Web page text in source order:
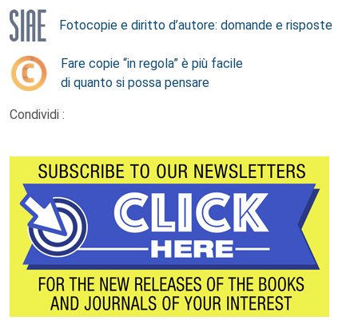
Fotocopie e diritto d’autore: domande e risposte
Fare copie “in regola” è più facile
di quanto si possa pensare
Condividi :